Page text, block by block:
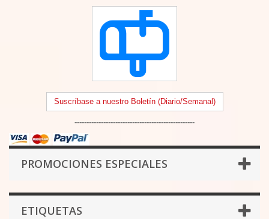
Suscríbase a nuestro Boletín (Diario/Semanal)
--------------------------------------------------
PROMOCIONES ESPECIALES
ETIQUETAS